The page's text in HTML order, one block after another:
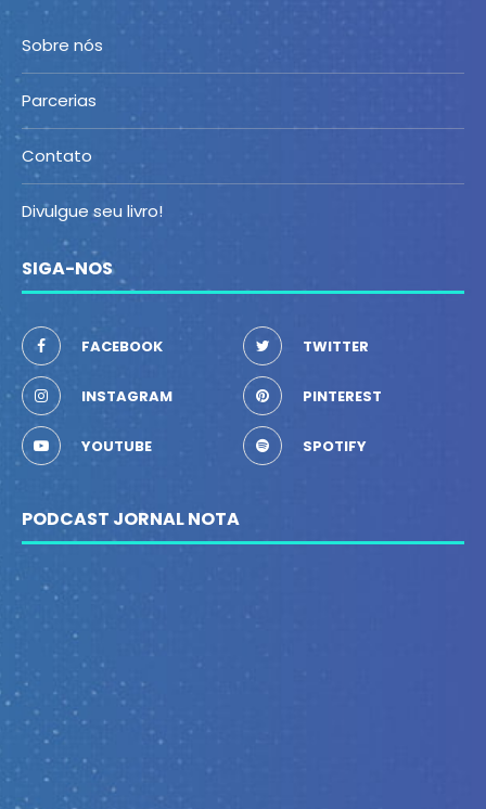
Sobre nós
Parcerias
Contato
Divulgue seu livro!
SIGA-NOS
FACEBOOK TWITTER
INSTAGRAM PINTEREST
YOUTUBE SPOTIFY
PODCAST JORNAL NOTA